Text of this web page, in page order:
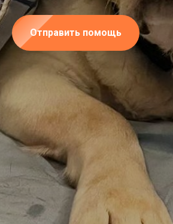
Отправить помощь